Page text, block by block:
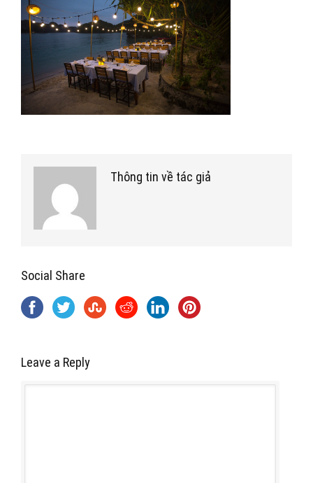
Thông tin về tác giả
Social Share
Leave a Reply